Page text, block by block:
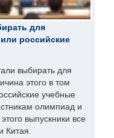
для
российские
выбирать для
этого в том
учебные
олимпиад и
выпускники все
Китая.